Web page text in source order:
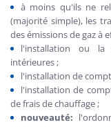
à moins qu'ils ne
(majorité simple), les
des émissions de gaz à
l'installation ou la
intérieures ;
l'installation de
l'installation de
de frais de chauffage ;
nouveauté: